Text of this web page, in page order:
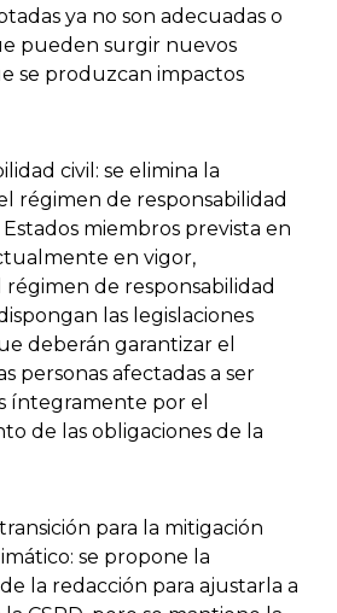
ya no son adecuadas o
pueden surgir nuevos
se produzcan impactos
civil: se elimina la
régimen de responsabilidad
miembros prevista en
en vigor,
de responsabilidad
las legislaciones
deberán garantizar el
personas afectadas a ser
íntegramente por el
de las obligaciones de la
para la mitigación
se propone la
la redacción para ajustarla a